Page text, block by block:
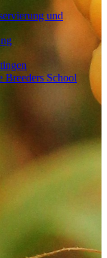
und
Breeders School